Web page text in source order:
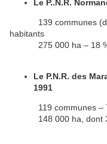
Le P..N.R.
139 communes
habitants
275 000 ha – 18 %
Le P.N.R. des
1991
119 communes –
148 000 ha, dont 30